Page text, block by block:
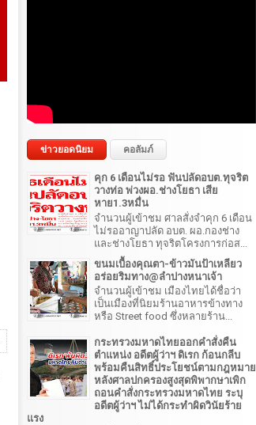
ข่าวยอดนิยม คอลัมภ์
คุก 6 เดือนไม่รอ ฟันปลัดอบต.ทุจริต
วางท่อ พ่วงผอ.ช่างโยธา เสีย
หาย1.3หมื่น
จำนวนผู้เข้าชม ศาลสั่งจำคุก 6 เดือน
ไม่รออาญาปลัด อบต. ผอ.กองช่าง
และช่างโยธา ทุจริตโครงการก่อส...
ขนมเบื้องคุณตา-ข้าวมันป้าเหลียว
อร่อยริมทาง@ลำปางหนาเจ้า
จำนวนผู้เข้าชม เมืองไทยได้ชื่อว่า
เป็นเมืองที่นิยมร้านอาหารข้างทาง
หรือ Street food ซึ่งหลายร้าน...
กระทรวงมหาดไทยออกคำสั่งคืน
ตำแหน่ง อดีตผู้ว่าฯ ดิเรก ก้อนกลีบ
พร้อมคืนสิทธิ์ประโยชน์ตามกฎหมาย
หลังศาลปกครองสูงสุดพิพากษาเพิก
ถอนคำสั่งกระทรวงมหาดไทย ระบุ
อดีตผู้ว่าฯ ไม่ได้กระทำผิดวินัยร้าย
แรง